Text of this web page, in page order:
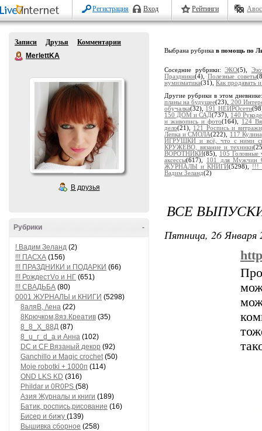
Регистрация Вход Рейтинги
Записи Друзья
Комментарии
MerlettKA
В друзья
-
Рубрики
! Вадим Зеланд (2)
!!! ПАСХА (156)
!!! ПРАЗДНИКИ и ПОДАРКИ (66)
!!! РождестVо и НГ (651)
!!! СВАДЬБА (80)
0001 ЖУРНАЛЫ и КНИГИ (5298)
8аляB, /\ена (22)
8Крючком,8яз.Креатив (35)
8_8_Х_88Д (87)
8_u_г_d_a и Анна (102)
DC и CF Вязаный декор (92)
Ganchillo и Magic crochet(50)
Moje robotki + 1000п (114)
OND LKS KD (316)
Phildar и 0R0PS (58)
Азия Журналы и книги (189)
Батик, роспись,рисование (16)
Бисер и бижу (139)
Вышивка сборное (258)
Выбрана рубрика в помощь по
Соседние рубрики:ЭКО(5),
Праздники(4), Полезные советы
нумизматика(31), Как продавать
Другие рубрики в этом
планы на будущее(23), 200
обучалка(32), 191 НЕЙРОсети
150 ДОМ и САД(737), 140
и живопись и фото(164), 124
дело(21), 121 Роспись и
Лепка и СМОЛА(222),
117
ИГРУШКИ и всё, что с ними
КРУЖЕВО, вязание и техники
ВОРОТНИКИ(85),
105 Головные
аксессы(617),
101 для Мужчин
ЖУРНАЛЫ и КНИГИ(5298),
!!!
Вадим Зеланд(2)
ВСЕ
Пятница, 26 Января